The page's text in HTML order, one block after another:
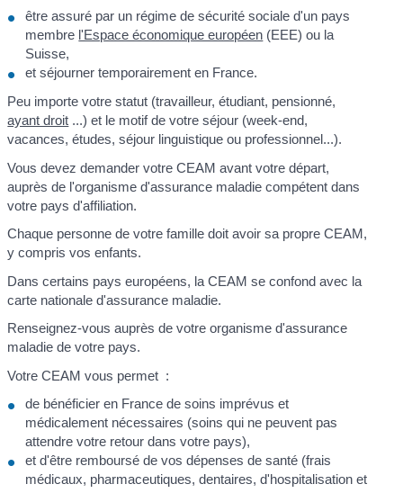
être assuré par un régime de sécurité sociale d'un pays
membre l'Espace économique européen (EEE) ou la
Suisse,
et séjourner temporairement en France.
Peu importe votre statut (travailleur, étudiant, pensionné,
ayant droit ...) et le motif de votre séjour (week-end,
vacances, études, séjour linguistique ou professionnel...).
Vous devez demander votre CEAM avant votre départ,
auprès de l'organisme d'assurance maladie compétent dans
votre pays d'affiliation.
Chaque personne de votre famille doit avoir sa propre CEAM,
y compris vos enfants.
Dans certains pays européens, la CEAM se confond avec la
carte nationale d'assurance maladie.
Renseignez-vous auprès de votre organisme d'assurance
maladie de votre pays.
Votre CEAM vous permet :
de bénéficier en France de soins imprévus et
médicalement nécessaires (soins qui ne peuvent pas
attendre votre retour dans votre pays),
et d'être remboursé de vos dépenses de santé (frais
médicaux, pharmaceutiques, dentaires, d'hospitalisation et